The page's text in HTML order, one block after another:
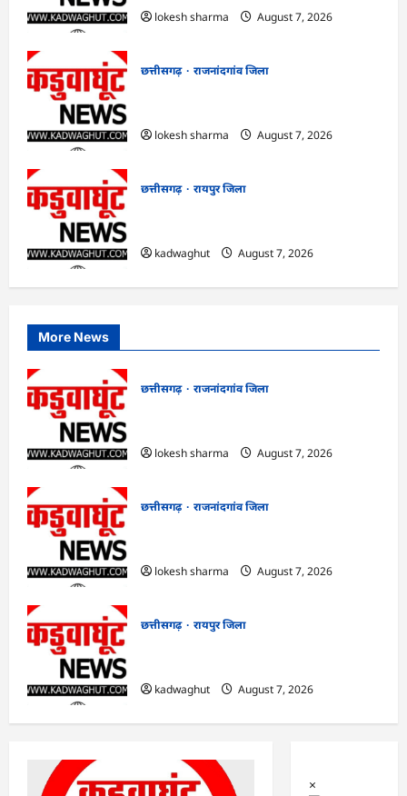
lokesh sharma
August 7, 2026
छत्तीसगढ़
राजनांदगांव जिला
lokesh sharma
August 7, 2026
छत्तीसगढ़
रायपुर जिला
kadwaghut
August 7, 2026
More News
छत्तीसगढ़
राजनांदगांव जिला
lokesh sharma
August 7, 2026
छत्तीसगढ़
राजनांदगांव जिला
lokesh sharma
August 7, 2026
छत्तीसगढ़
रायपुर जिला
kadwaghut
August 7, 2026
×